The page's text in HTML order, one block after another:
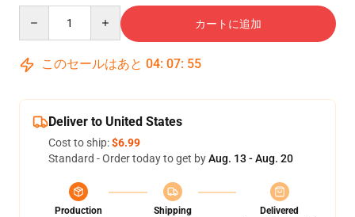
カートに追加
このセールはあと 04: 07: 54
Deliver to United States
Cost to ship:$6.99
Standard - Order today to get byAug. 13 - Aug. 20
Production
Shipping
Delivered